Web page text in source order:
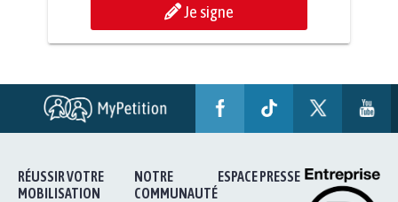
Je signe
RÉUSSIR VOTRE
MOBILISATION
NOTRE
COMMUNAUTÉ
ESPACE PRESSE